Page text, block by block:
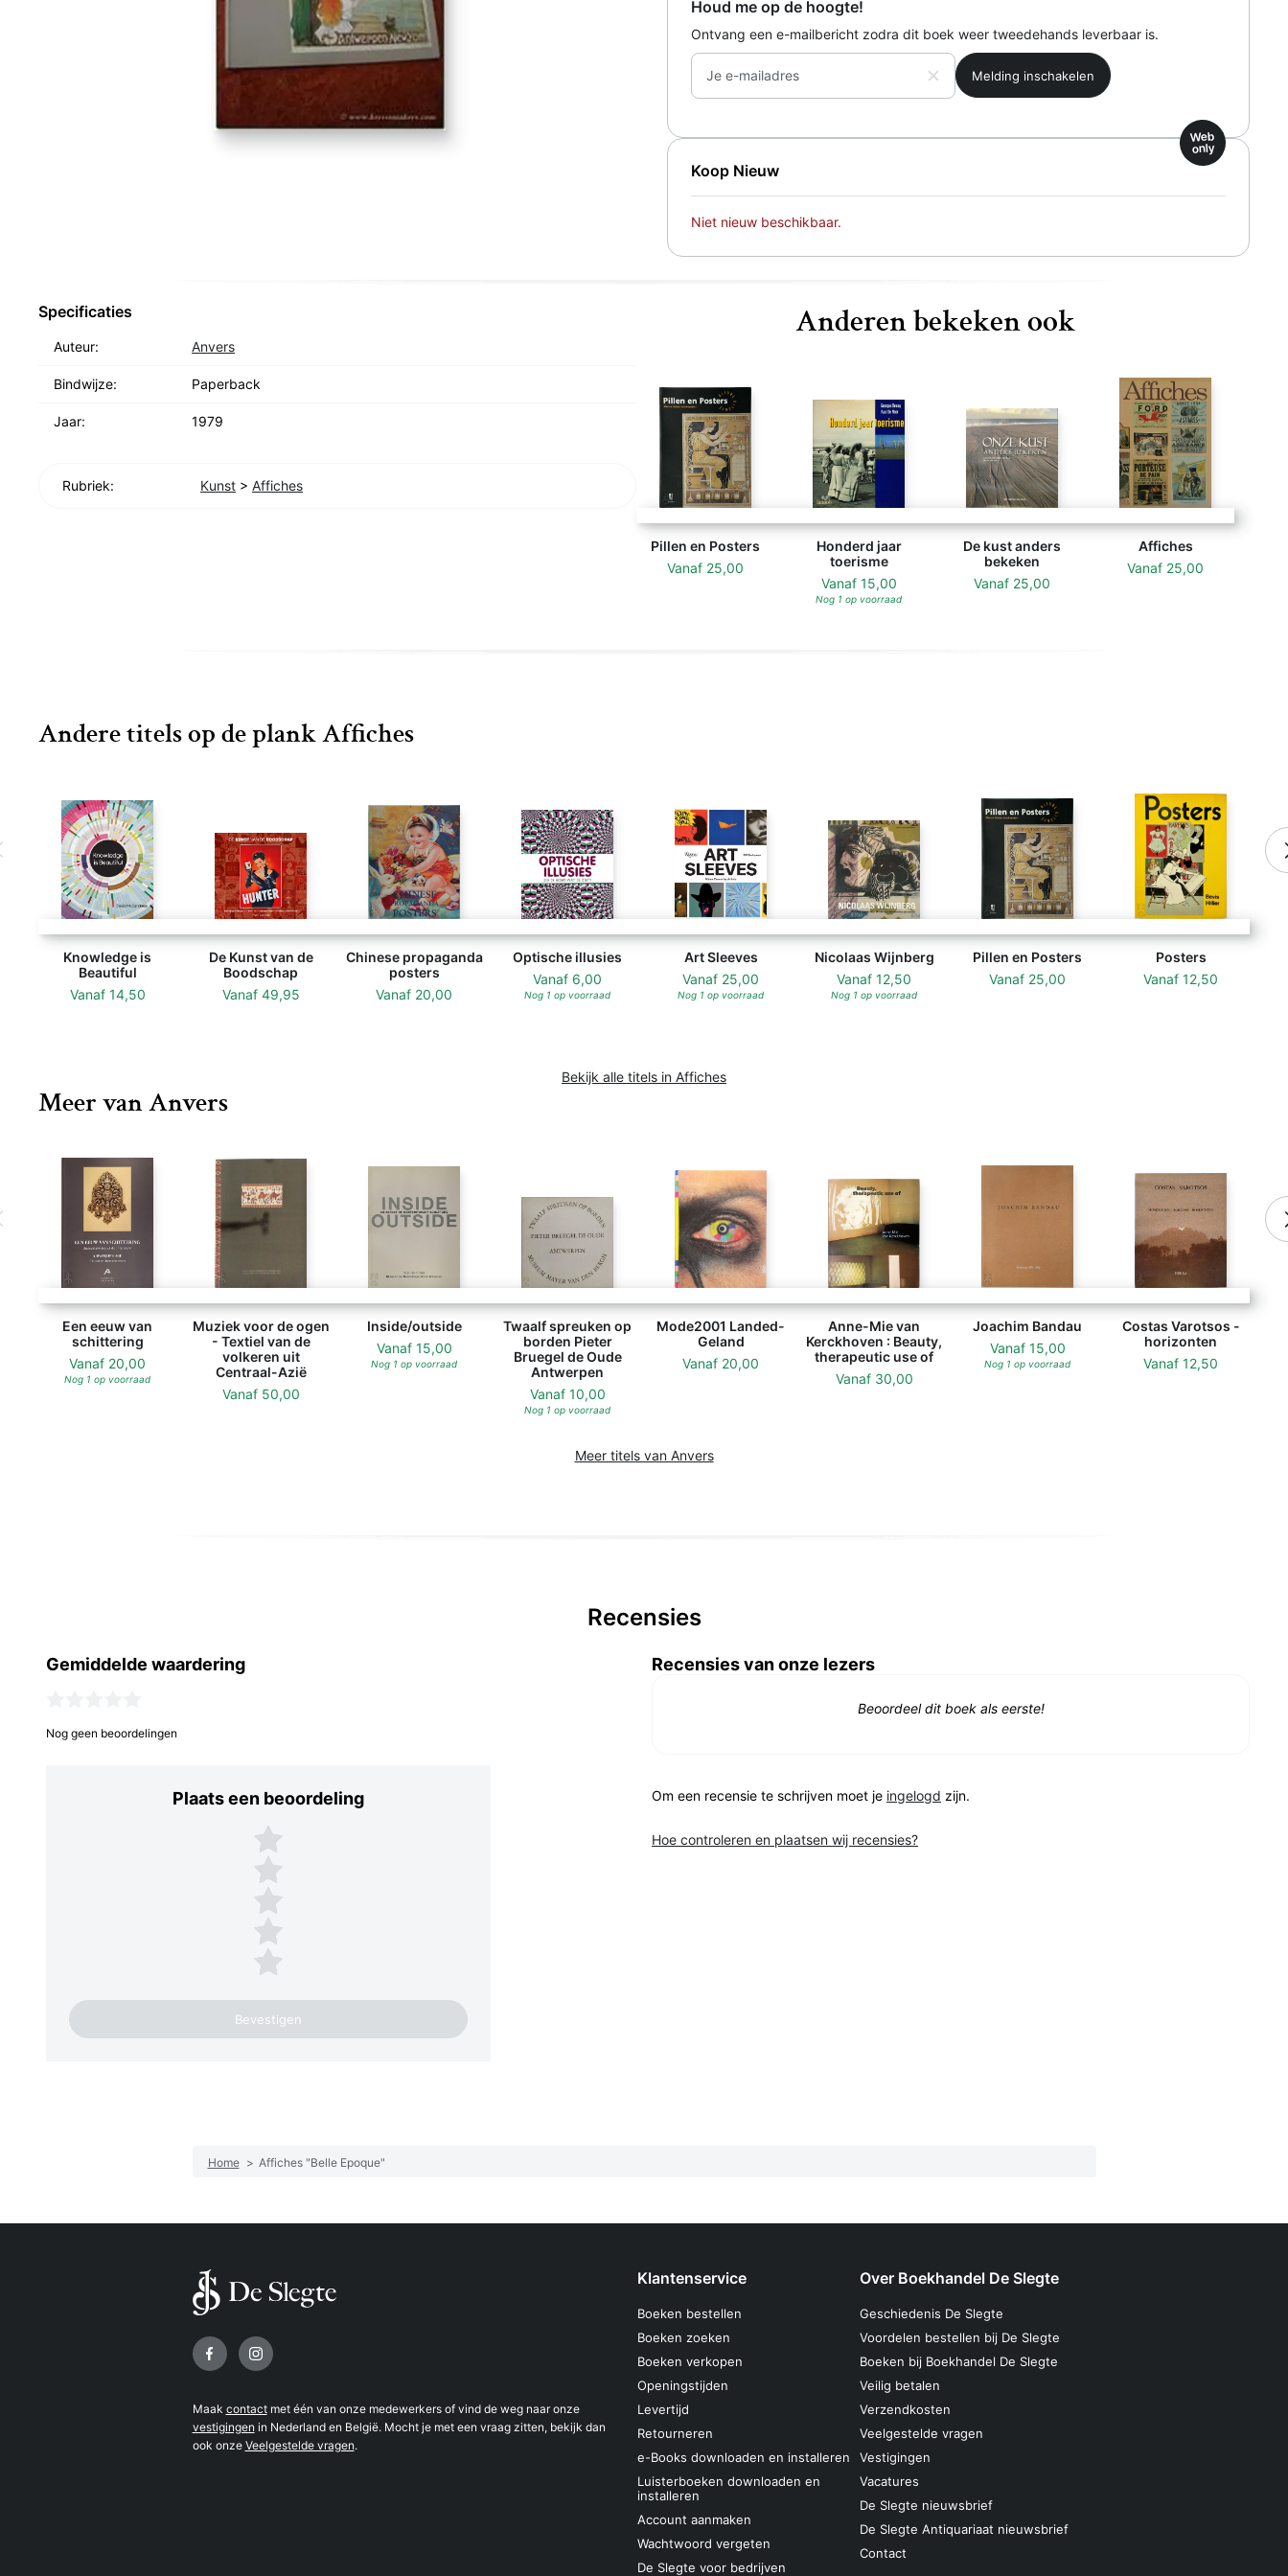
Houd me op de hoogte!
Ontvang een e-mailbericht zodra dit boek weer tweedehands leverbaar is.
Je e-mailadres
Koop Nieuw
Web
only
Niet nieuw beschikbaar.
Anderen bekeken ook
Pillen en Posters
Vanaf 25,00
Honderd jaar
toerisme
Vanaf 15,00
Nog 1 op voorraad
De kust anders
bekeken
Vanaf 25,00
Affiches
Vanaf 25,00
Specificaties
Auteur: Anvers
Bindwijze: Paperback
Jaar: 1979
Rubriek: Kunst > Affiches
Andere titels op de plank Affiches
Knowledge is
Beautiful
Vanaf 14,50
De Kunst van de
Boodschap
Vanaf 49,95
Chinese propaganda
posters
Vanaf 20,00
Optische illusies
Vanaf 6,00
Nog 1 op voorraad
Art Sleeves
Vanaf 25,00
Nog 1 op voorraad
Nicolaas Wijnberg
Vanaf 12,50
Nog 1 op voorraad
Pillen en Posters
Vanaf 25,00
Posters
Vanaf 12,50
Bekijk alle titels in Affiches
Meer van Anvers
Een eeuw van
schittering
Vanaf 20,00
Nog 1 op voorraad
Muziek voor de ogen
- Textiel van de
volkeren uit
Centraal-Azië
Vanaf 50,00
Inside/outside
Vanaf 15,00
Nog 1 op voorraad
Twaalf spreuken op
borden Pieter
Bruegel de Oude
Antwerpen
Vanaf 10,00
Nog 1 op voorraad
Mode2001 Landed-
Geland
Vanaf 20,00
Anne-Mie van
Kerckhoven : Beauty,
therapeutic use of
Vanaf 30,00
Joachim Bandau
Vanaf 15,00
Nog 1 op voorraad
Costas Varotsos -
horizonten
Vanaf 12,50
Meer titels van Anvers
Recensies
Gemiddelde waardering
Nog geen beoordelingen
Plaats een beoordeling
Plaats een beoordeling
5 sterren
4 sterren
3 sterren
2 sterren
1 ster
Recensies van onze lezers
Beoordeel dit boek als eerste!
Om een recensie te schrijven moet je ingelogd zijn.
Hoe controleren en plaatsen wij recensies?
Home > Affiches "Belle Epoque"
Volg ons op
Maak contactmet één van onze medewerkers of vind de weg naar onze
vestigingen in Nederland en België. Mocht je met een vraag zitten, bekijk dan
ook onze Veelgestelde vragen.
Klantenservice
Boeken bestellen
Boeken zoeken
Boeken verkopen
Openingstijden
Levertijd
Retourneren
e-Books downloaden en installeren
Luisterboeken downloaden en
installeren
Account aanmaken
Wachtwoord vergeten
De Slegte voor bedrijven
Over Boekhandel De Slegte
Geschiedenis De Slegte
Voordelen bestellen bij De Slegte
Boeken bij Boekhandel De Slegte
Veilig betalen
Verzendkosten
Veelgestelde vragen
Vestigingen
Vacatures
De Slegte nieuwsbrief
De Slegte Antiquariaat nieuwsbrief
Contact